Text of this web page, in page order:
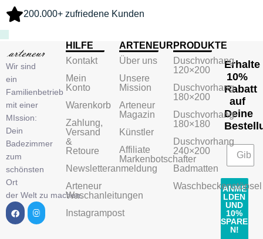
200.000+ zufriedene Kunden
Wir sind
ein
Familienbetrieb
mit einer
MIssion:
Dein
Badezimmer
zum
schönsten
Ort
der Welt zu machen.
HILFE
Kontakt
Mein
Konto
Warenkorb
Zahlung,
Versand
&
Retoure
Newsletteranmeldung
Arteneur
Waschanleitungen
Instagrampost
ARTENEUR
Über uns
Unsere
Mission
Arteneur
Magazin
Künstler
Affiliate
Markenbotschafter
PRODUKTE
Duschvorhang
120×200
Duschvorhang
180×200
Duschvorhang
180×180
Duschvorhang
240×200
Badmatten
Waschbeckenstöpsel
Erhalte
10%
Rabatt
auf
Deine
ANME
LDEN
UND
10%
SPARE
N!